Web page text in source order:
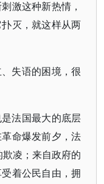
激这种新热情，
灭，就这样从两
失语的困境，很
法国最大的底层
命爆发前夕，法
凌；来自政府的
着公民自由，拥